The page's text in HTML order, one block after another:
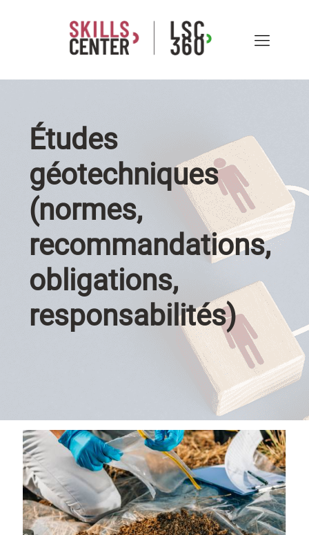
Études
géotechniques
(normes,
recommandations,
obligations,
responsabilités)